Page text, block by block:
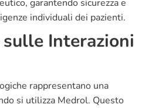
garantendo sicurezza e
individuali dei pazienti.
sulle Interazioni
rappresentano una
si utilizza Medrol. Questo